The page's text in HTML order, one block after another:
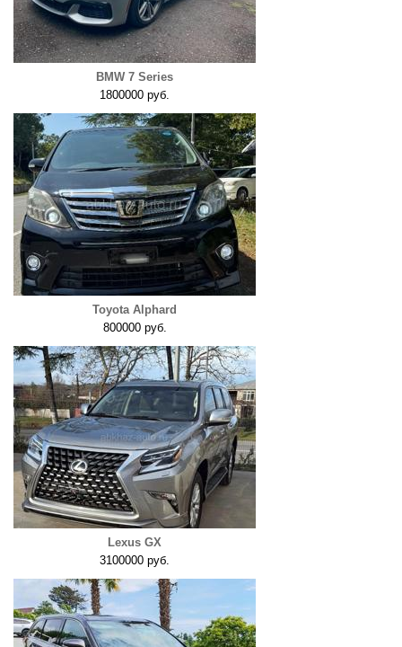
BMW 7 Series
1800000 руб.
Toyota Alphard
800000 руб.
Lexus GX
3100000 руб.